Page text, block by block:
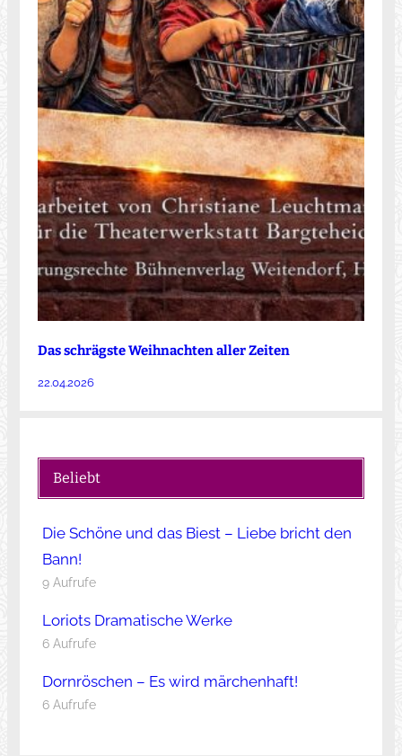
Das schrägste Weihnachten aller Zeiten
22.04.2026
Beliebt
Die Schöne und das Biest – Liebe bricht den
Bann!
9 Aufrufe
Loriots Dramatische Werke
6 Aufrufe
Dornröschen – Es wird märchenhaft!
6 Aufrufe